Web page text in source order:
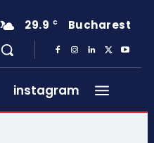
29.9 C Bucharest
instagram